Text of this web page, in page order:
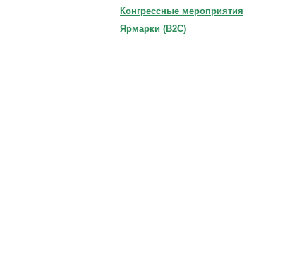
Конгрессные мероприятия
Ярмарки (B2C)